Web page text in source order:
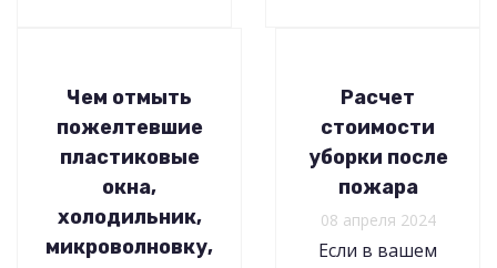
Чем отмыть
пожелтевшие
пластиковые
окна,
холодильник,
микроволновку,
Расчет
стоимости
уборки после
пожара
08 апреля 2024
Если в вашем